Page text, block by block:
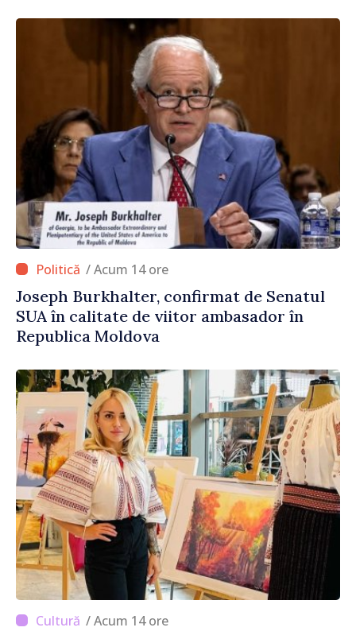
/ Acum 14 ore
Joseph Burkhalter, confirmat de Senatul
SUA în calitate de viitor ambasador în
Republica Moldova
/ Acum 14 ore